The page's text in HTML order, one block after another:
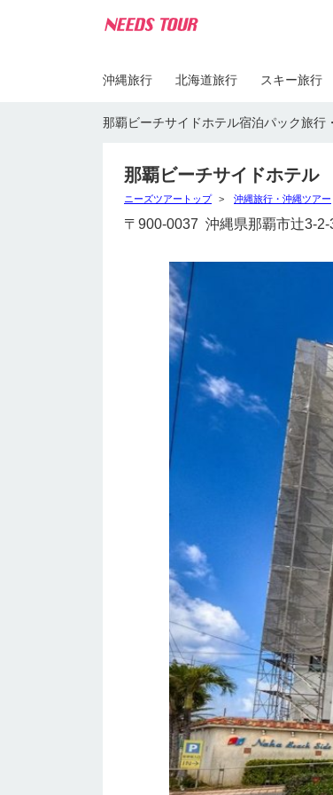
沖縄旅行 北海道旅行 スキー旅行
那覇ビーチサイドホテル宿泊パック旅行
那覇ビーチサイドホテル
ニーズツアートップ 沖縄旅行・沖縄ツアー
〒900-0037 沖縄県那覇市辻3-